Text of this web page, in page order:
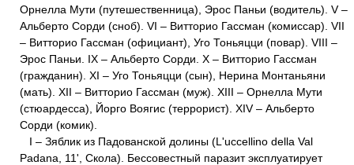
Орнелла Мути (путешественница), Эрос Паньи (водитель). V –
Альберто Сорди (сноб). VI – Витторио Гассман (комиссар). VII
– Витторио Гассман (официант), Уго Тоньяцци (повар). VIII –
Эрос Паньи. IX – Альберто Сорди. X – Витторио Гассман
(гражданин). XI – Уго Тоньяцци (сын), Нерина Монтаньяни
(мать). XII – Витторио Гассман (муж). XIII – Орнелла Мути
(стюардесса), Йорго Воягис (террорист). ХIV – Альберто
Сорди (комик).
I – Зяблик из Падованской долины (L'uccellino della Val
Padana, 11', Скола). Бессовестный паразит эксплуатирует